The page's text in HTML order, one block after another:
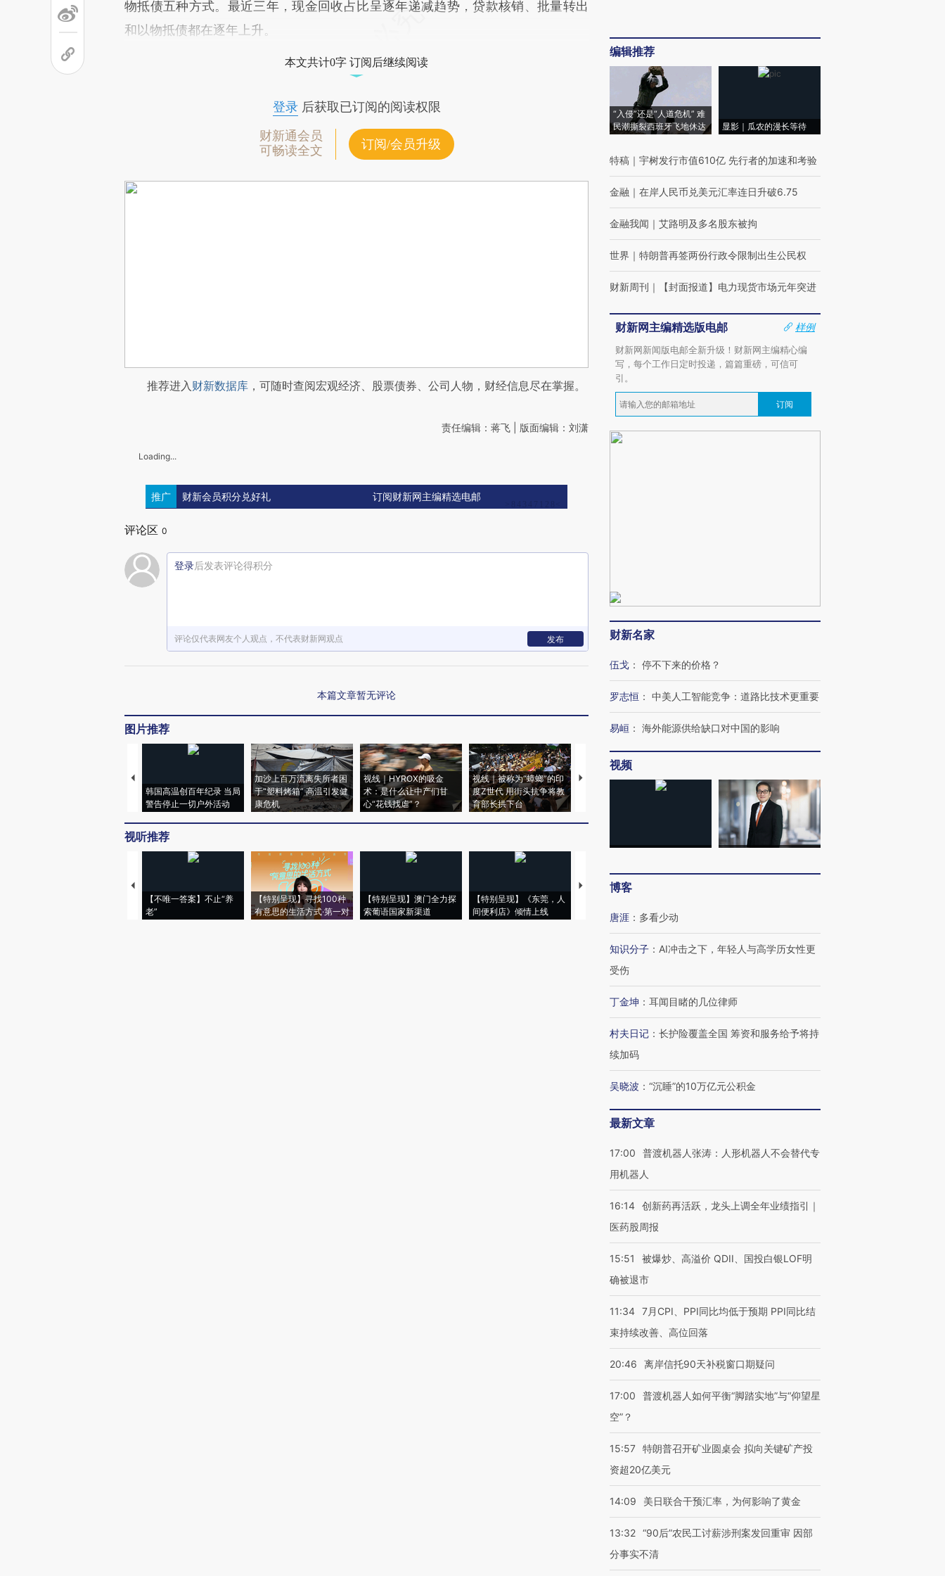
物抵债五种方式。最近三年，现金回收占比呈逐年递减趋势，贷款核销、批量转出
和以物抵债都在逐年上升。
本文共计0字 订阅后继续阅读
登录后获取已订阅的阅读权限
财新通会员
可畅读全文
订阅/会员升级
推荐进入财新数据库 ，可随时查阅宏观经济、股票债券、公司人物，财经信息尽在掌握。
责任编辑：蒋飞 | 版面编辑：刘潇
Loading...
推广 财新会员积分兑好礼 订阅财新网主编精选电邮
评论区 0
登录后发表评论得积分
评论仅代表网友个人观点，不代表财新网观点 发布
本篇文章暂无评论
图片推荐
韩国高温创百年纪录 当局
警告停止一切户外活动
加沙上百万流离失所者困
于“塑料烤箱” 高温引发健
康危机
视线｜HYROX的吸金
术：是什么让中产们甘
心“花钱找虐”？
视线｜被称为“蟑螂”的印
度Z世代 用街头抗争将教
育部长拱下台
视线｜“入侵”还是“人道危
机”？难民潮撕裂西班牙
湖北宜昌局部短时降雨
128毫米 紧急转移近
哈尔滨遭遇短时极端强降
雨 3小时累计雨量超80毫
视听推荐
【不唯一答案】不止“养
老”
【特别呈现】寻找100种
有意思的生活方式·第一对
【特别呈现】澳门全力探
索葡语国家新渠道
【特别呈现】《东莞，人
间便利店》倾情上线
【推广】走进第四届链博
编辑推荐
“入侵”还是“人道危机” 难
民潮撕裂西班牙飞地休达
显影｜瓜农的漫长等待
特稿 ｜ 宇树发行市值610亿 先行者的加速和考验
金融 ｜ 在岸人民币兑美元汇率连日升破6.75
金融我闻 ｜ 艾路明及多名股东被拘
世界 ｜ 特朗普再签两份行政令限制出生公民权
财新周刊 ｜ 【封面报道】电力现货市场元年突进
财新网主编精选版电邮
样例
财新网新闻版电邮全新升级！财新网主编精心编
写，每个工作日定时投递，篇篇重磅，可信可
引。
订阅
财新名家
伍戈 ： 停不下来的价格？
罗志恒 ： 中美人工智能竞争：道路比技术更重要
易峘 ： 海外能源供给缺口对中国的影响
视频
博客
唐涯 ： 多看少动
知识分子 ： AI冲击之下，年轻人与高学历女性更
受伤
丁金坤 ： 耳闻目睹的几位律师
村夫日记 ： 长护险覆盖全国 筹资和服务给予将持
续加码
吴晓波 ： “沉睡”的10万亿元公积金
最新文章
17:00
普渡机器人张涛：人形机器人不会替代专
用机器人
16:14 创新药再活跃，龙头上调全年业绩指引｜
医药股周报
15:51
被爆炒、高溢价 QDII、国投白银LOF明
确被退市
11:34 7月CPI、PPI同比均低于预期 PPI同比结
束持续改善、高位回落
20:46 离岸信托90天补税窗口期疑问
17:00
普渡机器人如何平衡“脚踏实地”与“仰望星
空”？
15:57 特朗普召开矿业圆桌会 拟向关键矿产投
资超20亿美元
14:09 美日联合干预汇率，为何影响了黄金
13:32 “90后”农民工讨薪涉刑案发回重审 因部
分事实不清